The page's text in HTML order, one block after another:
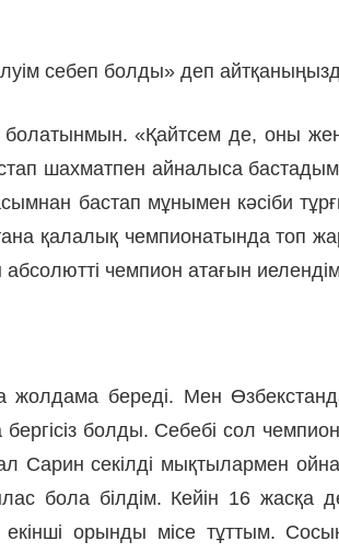
себеп болды» деп
«Қайтсем де, оны
шахматпен айналыса бас­тадым.
бастап мұнымен кәсіби
қалалық чем­пионатында топ
чемпион атағын
береді. Мен
болды. Се­бебі сол
Сарин секілді мықтылармен
бо­ла білдім. Кейін 16 жасқа
орынды місе тұттым.